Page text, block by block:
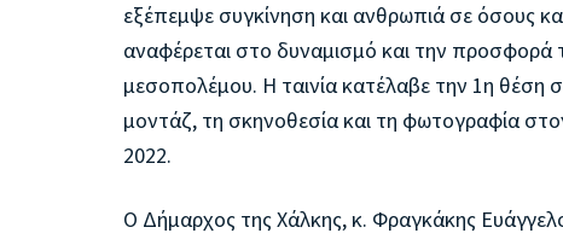
εξέπεμψε συγκίνηση και ανθρωπιά σε όσους
αναφέρεται στο δυναμισμό και την προσφορά
μεσοπολέμου. Η ταινία κατέλαβε την 1η θέση
μοντάζ, τη σκηνοθεσία και τη φωτογραφία
2022.
Ο Δήμαρχος της Χάλκης, κ. Φραγκάκης